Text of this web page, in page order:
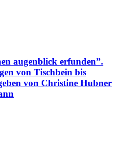
augenblick erfunden”.
von Tischbein bis
von Christine Hubner